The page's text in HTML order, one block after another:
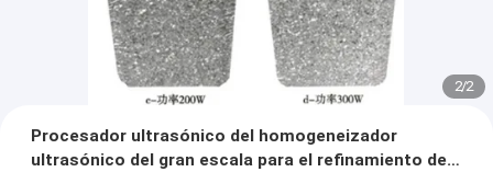
2/2
Procesador ultrasónico del homogeneizador
ultrasónico del gran escala para el refinamiento de